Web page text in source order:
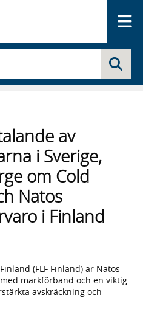
av
i Sverige,
om Cold
Natos
i Finland
(FLF Finland) är Natos
markförband och en viktig
avskräckning och